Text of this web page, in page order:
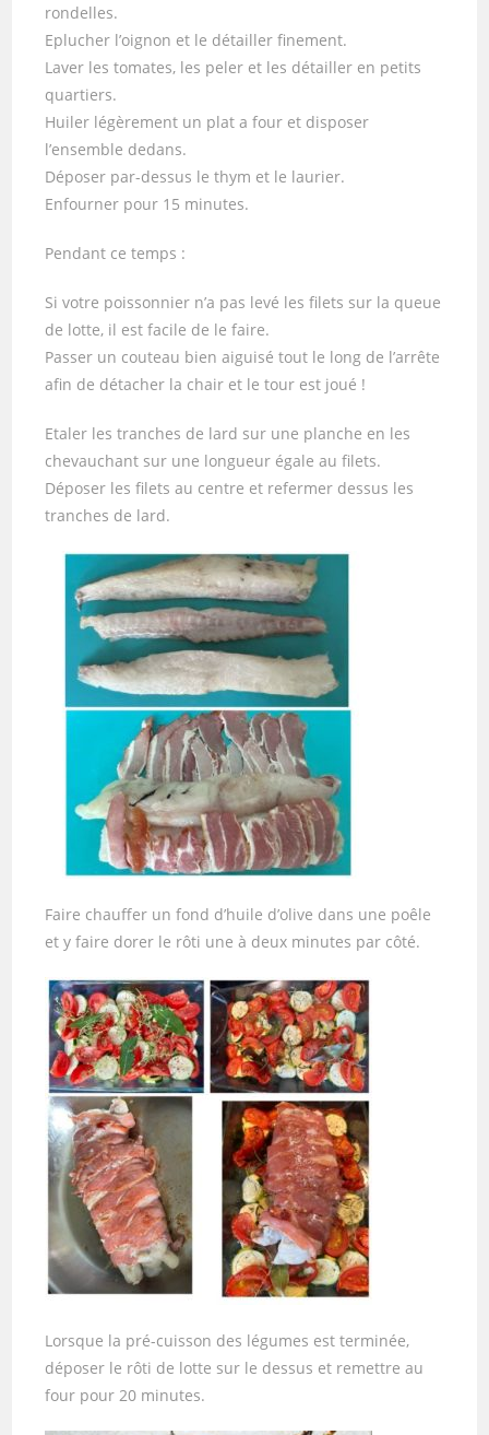
rondelles.
Eplucher l’oignon et le détailler finement.
Laver les tomates, les peler et les détailler en petits
quartiers.
Huiler légèrement un plat a four et disposer
l’ensemble dedans.
Déposer par-dessus le thym et le laurier.
Enfourner pour 15 minutes.
Pendant ce temps :
Si votre poissonnier n’a pas levé les filets sur la queue
de lotte, il est facile de le faire.
Passer un couteau bien aiguisé tout le long de l’arrête
afin de détacher la chair et le tour est joué !
Etaler les tranches de lard sur une planche en les
chevauchant sur une longueur égale au filets.
Déposer les filets au centre et refermer dessus les
tranches de lard.
Faire chauffer un fond d’huile d’olive dans une poêle
et y faire dorer le rôti une à deux minutes par côté.
Lorsque la pré-cuisson des légumes est terminée,
déposer le rôti de lotte sur le dessus et remettre au
four pour 20 minutes.